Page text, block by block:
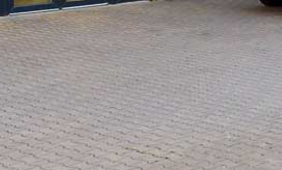
INHABER
Markus Wibbeler
E-Mail:
info@mw-glastechnik.de
Steuernummer:
346 / 5099 / 2647
Datenschutz